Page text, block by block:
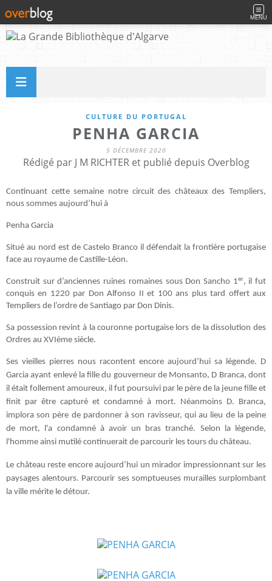
MENU
CULTURE DU PORTUGAL
PENHA GARCIA
5 DÉCEMBRE 2020
Rédigé par J M RICHTER et publié depuis Overblog
Continuant cette semaine notre circuit des châteaux des Templiers,
nous sommes aujourd’hui à
Penha Garcia
Situé au nord est de Castelo Branco il défendait la frontière portugaise
face au royaume de Castille-Léon.
Construit sur d’anciennes ruines romaines sous Don Sancho 1er, il fut
conquis en 1220 par Don Alfonso II et 100 ans plus tard offert aux
Templiers de l’ordre de Santiago par Don Dinis.
Sa possession revint à la couronne portugaise lors de la dissolution des
Ordres au XVIème siècle.
Ses vieilles pierres nous racontent encore aujourd’hui sa légende. D
Garcia ayant enlevé la fille du gouverneur de Monsanto, D Branca, dont
il était follement amoureux, il fut poursuivi par le père de la jeune fille et
finit par être capturé et condamné à mort. Néanmoins D. Branca,
implora son père de pardonner à son ravisseur, qui au lieu de la peine
de mort, l'a condamné à avoir un bras tranché. Selon la légende,
l'homme ainsi mutilé continuerait de parcourir les tours du château.
Le château reste encore aujourd’hui un mirador impressionnant sur les
paysages alentours. Parcourir ses somptueuses murailles surplombant
la ville mérite le détour.